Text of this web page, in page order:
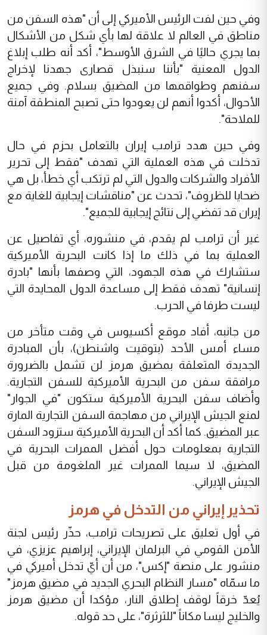
وفي حين لفت الرئيس الأميركي إلى أن "هذه السفن من
مناطق في العالم لا علاقة لها بأي شكل من الأشكال
بما يجري حاليًا في الشرق الأوسط"، أكد أنه طلب إبلاغ
الدول المعنية "بأننا سنبذل قصارى جهدنا لإخراج
سفنهم وطواقمها من المضيق بسلام. وفي جميع
الأحوال، أكدوا أنهم لن يعودوا حتى تصبح المنطقة آمنة
للملاحة".
وفي حين هدد ترامب إيران بالتعامل بحزم في حال
تدخلت في هذه العملية التي تهدف "فقط إلى تحرير
الأفراد والشركات والدول التي لم ترتكب أي خطأ، بل هي
ضحايا للظروف"، تحدث عن "مناقشات إيجابية للغاية مع
إيران قد تفضي إلى نتائج إيجابية للجميع".
غير أن ترامب لم يقدم، في منشوره، أي تفاصيل عن
العملية بما في ذلك ما إذا كانت البحرية الأميركية
ستشارك في هذه الجهود، التي وصفها بأنها "بادرة
إنسانية" تهدف فقط إلى مساعدة الدول المحايدة التي
ليست طرفا في الحرب.
من جانبه، أفاد موقع أكسيوس في وقت متأخر من
مساء أمس الأحد (بتوقيت واشنطن)، بأن المبادرة
الجديدة المتعلقة بمضيق هرمز لن تشمل بالضرورة
مرافقة سفن من البحرية الأميركية للسفن التجارية.
وأضاف سفن البحرية الأميركية ستكون "في الجوار"
لمنع الجيش الإيراني من مهاجمة السفن التجارية المارة
عبر المضيق. كما أكد أن البحرية الأميركية ستزود السفن
التجارية بمعلومات حول أفضل الممرات البحرية في
المضيق، لا سيما الممرات غير الملغومة من قبل
الجيش الإيراني.
تحذير إيراني من التدخل في هرمز
في أول تعليق على تصريحات ترامب، حذّر رئيس لجنة
الأمن القومي في البرلمان الإيراني، إبراهيم عزيزي، في
منشور على منصة "إكس"، من أن أيّ تدخل أميركي في
ما سمّاه "مسار النظام البحري الجديد في مضيق هرمز"
يُعدّ خرقاً لوقف إطلاق النار، مؤكدا أن مضيق هرمز
والخليج ليسا مكاناً "للثرثرة"، على حد قوله.